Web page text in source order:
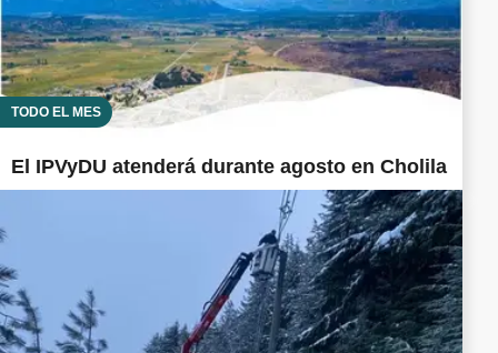
TODO EL MES
El IPVyDU atenderá durante agosto en Cholila